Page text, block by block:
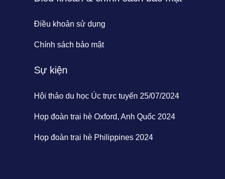
Điều khoản sử dụng
Chính sách bảo mật
Sự kiện
Hội thảo du học Úc trực tuyến 25/07/2024
Họp đoàn trại hè Oxford, Anh Quốc 2024
Họp đoàn trại hè Philippines 2024